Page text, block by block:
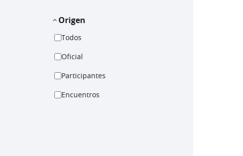
Origen
Todos
Oficial
Participantes
Encuentros